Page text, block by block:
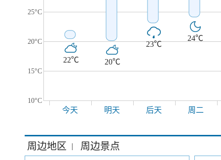
25°C
20°C
15°C
10°C
22℃ 20℃
23℃
24℃
今天 明天 后天 周二
周边地区 | 周边景点